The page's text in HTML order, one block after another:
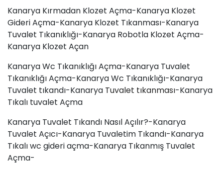
Kanarya Kırmadan Klozet Açma-Kanarya Klozet
Gideri Açma-Kanarya Klozet Tıkanması-Kanarya
Tuvalet Tıkanıklığı-Kanarya Robotla Klozet Açma-
Kanarya Klozet Açan
Kanarya Wc Tıkanıklığı Açma-Kanarya Tuvalet
Tıkanıklığı Açma-Kanarya Wc Tıkanıklığı-Kanarya
Tuvalet tıkandı-Kanarya Tuvalet tıkanması-Kanarya
Tıkalı tuvalet Açma
Kanarya Tuvalet Tıkandı Nasıl Açılır?-Kanarya
Tuvalet Açıcı-Kanarya Tuvaletim Tıkandı-Kanarya
Tıkalı wc gideri açma-Kanarya Tıkanmış Tuvalet
Açma-